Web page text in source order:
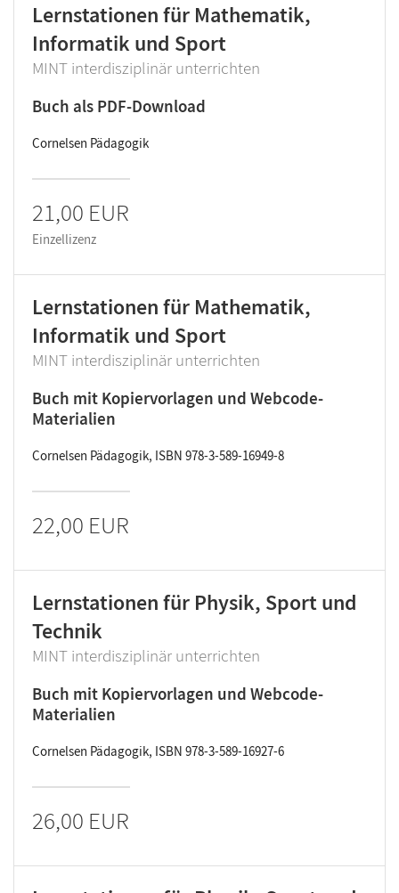
Lernstationen für Mathematik,
Informatik und Sport
MINT interdisziplinär unterrichten
Buch als PDF-Download
Cornelsen Pädagogik
21,00 EUR
Einzellizenz
Lernstationen für Mathematik,
Informatik und Sport
MINT interdisziplinär unterrichten
Buch mit Kopiervorlagen und Webcode-
Materialien
Cornelsen Pädagogik, ISBN 978-3-589-16949-8
22,00 EUR
Lernstationen für Physik, Sport und
Technik
MINT interdisziplinär unterrichten
Buch mit Kopiervorlagen und Webcode-
Materialien
Cornelsen Pädagogik, ISBN 978-3-589-16927-6
26,00 EUR